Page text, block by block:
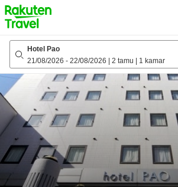
to
top
page
Hotel Pao
21/08/2026 - 22/08/2026 2 tamu 1 kamar